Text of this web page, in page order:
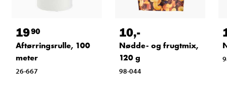
1990
Aftørringsrulle, 100
meter
26-667
10,-
Nødde- og frugtmix,
120 g
98-044